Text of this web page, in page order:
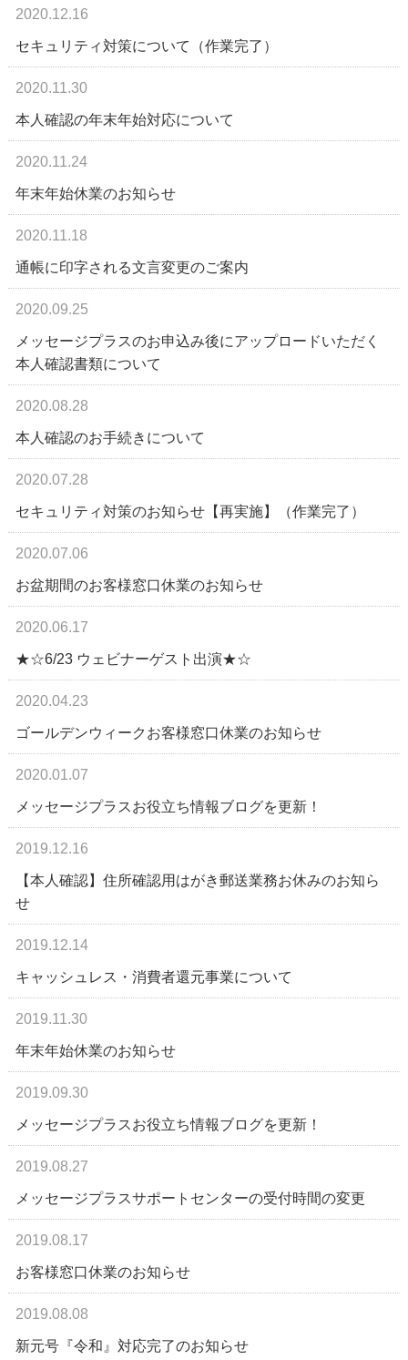
2020.12.16
セキュリティ対策について（作業完了）
2020.11.30
本人確認の年末年始対応について
2020.11.24
年末年始休業のお知らせ
2020.11.18
通帳に印字される文言変更のご案内
2020.09.25
メッセージプラスのお申込み後にアップロードいただく
本人確認書類について
2020.08.28
本人確認のお手続きについて
2020.07.28
セキュリティ対策のお知らせ【再実施】（作業完了）
2020.07.06
お盆期間のお客様窓口休業のお知らせ
2020.06.17
★☆6/23 ウェビナーゲスト出演★☆
2020.04.23
ゴールデンウィークお客様窓口休業のお知らせ
2020.01.07
メッセージプラスお役立ち情報ブログを更新！
2019.12.16
【本人確認】住所確認用はがき郵送業務お休みのお知ら
せ
2019.12.14
キャッシュレス・消費者還元事業について
2019.11.30
年末年始休業のお知らせ
2019.09.30
メッセージプラスお役立ち情報ブログを更新！
2019.08.27
メッセージプラスサポートセンターの受付時間の変更
2019.08.17
お客様窓口休業のお知らせ
2019.08.08
新元号『令和』対応完了のお知らせ